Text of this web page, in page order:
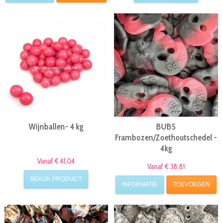
Wijnballen- 4 kg
Vanaf € 41,04
BEKIJK PRODUCT
BUBS
Frambozen/Zoethoutschedel -
4kg
Vanaf € 38,81
INFORMATIE TOEVOEGEN